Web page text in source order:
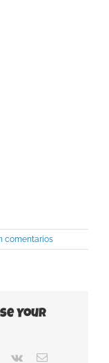
comentarios
Your
Pinterest
Vk
Correo